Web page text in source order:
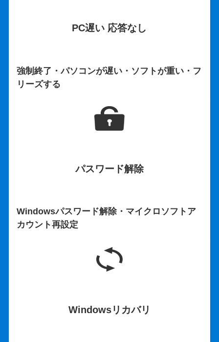
PC遅い 応答なし
強制終了・パソコンが遅い・ソフトが重い・フ
リーズする
パスワード解除
Windowsパスワード解除・マイクロソフトア
カウント再設定
Windowsリカバリ